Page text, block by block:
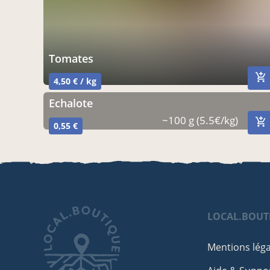
tomates
4,50 € / kg
echalote
0,55 € ~100 g (5.5€/kg)
Mentions